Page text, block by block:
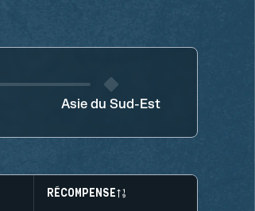
Asie du Sud-Est
RÉCOMPENSE